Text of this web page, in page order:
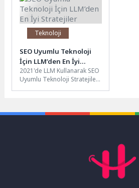
seyahat edebilmesini...
Teknoloji
SEO Uyumlu Teknoloji
İçin LLM’den En İyi
Stratejiler
2021'de LLM Kullanarak SEO
Uyumlu Teknoloji Stratejileri